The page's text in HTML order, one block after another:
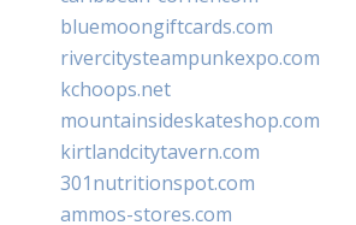
bluemoongiftcards.com
rivercitysteampunkexpo.com
kchoops.net
mountainsideskateshop.com
kirtlandcitytavern.com
301nutritionspot.com
ammos-stores.com